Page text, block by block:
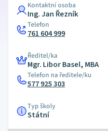
Kontaktní osoba
Ing. Jan Řezník
Telefon
761 604 999
Ředitel/ka
Mgr. Libor Basel, MBA
Telefon na ředitele/ku
577 925 303
Typ školy
Státní